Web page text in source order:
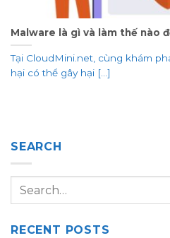
Malware là gì và làm thế nào
Tại CloudMini.net, cùng khám
hại có thể gây hại [...]
SEARCH
RECENT POSTS